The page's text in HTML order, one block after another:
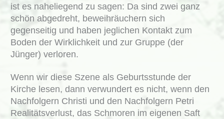
ist es naheliegend zu sagen: Da sind zwei ganz
schön abgedreht, beweihräuchern sich
gegenseitig und haben jeglichen Kontakt zum
Boden der Wirklichkeit und zur Gruppe (der
Jünger) verloren.
Wenn wir diese Szene als Geburtsstunde der
Kirche lesen, dann verwundert es nicht, wenn den
Nachfolgern Christi und den Nachfolgern Petri
Realitätsverlust, das Schmoren im eigenen Saft